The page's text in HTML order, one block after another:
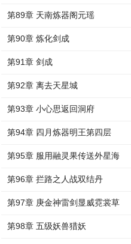
第89章 天南炼器阁元瑶
第90章 炼化剑成
第91章 剑成
第92章 离去天星城
第93章 小心思返回洞府
第94章 四月炼器明王第四层
第95章 服用融灵果传送外星海
第96章 拦路之人战双结丹
第97章 庚金神雷剑显威霓裳草
第98章 五级妖兽猎妖